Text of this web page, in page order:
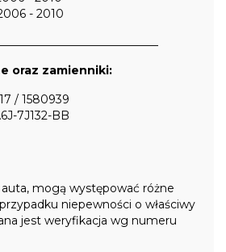
- 2010
oraz zamienniki:
/ 1580939
7J132-BB
mogą występować różne
niepewności o właściwy
jest weryfikacja wg numeru